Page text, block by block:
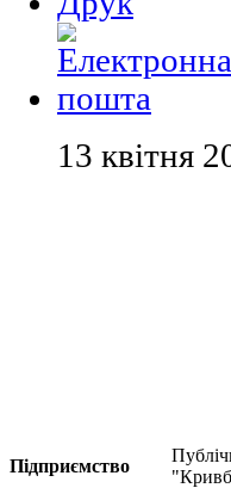
13 квітня
Підприємство